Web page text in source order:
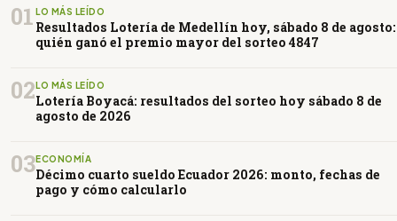
01 LO MÁS LEÍDO
Resultados Lotería de Medellín hoy, sábado 8 de agosto:
quién ganó el premio mayor del sorteo 4847
02LO MÁS LEÍDO
Lotería Boyacá: resultados del sorteo hoy sábado 8 de
agosto de 2026
03ECONOMÍA
Décimo cuarto sueldo Ecuador 2026: monto, fechas de
pago y cómo calcularlo